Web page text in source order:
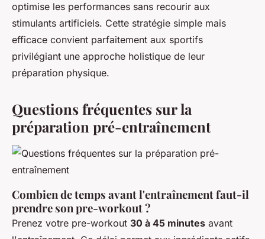
optimise les performances sans recourir aux
stimulants artificiels. Cette stratégie simple mais
efficace convient parfaitement aux sportifs
privilégiant une approche holistique de leur
préparation physique.
Questions fréquentes sur la
préparation pré-entraînement
Combien de temps avant l'entraînement faut-il
prendre son pre-workout ?
Prenez votre pre-workout 30 à 45 minutes avant